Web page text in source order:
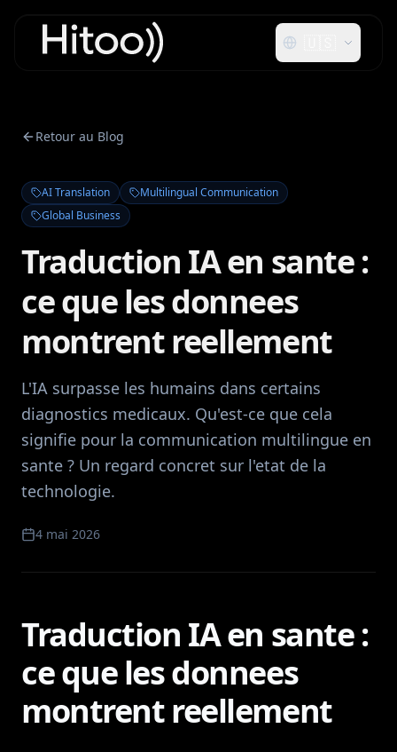
Retour au Blog
AI Translation
Multilingual Communication
Global Business
Traduction IA en sante :
ce que les donnees
montrent reellement
L'IA surpasse les humains dans certains
diagnostics medicaux. Qu'est-ce que cela
signifie pour la communication multilingue en
sante ? Un regard concret sur l'etat de la
technologie.
4 mai 2026
Traduction IA en sante :
ce que les donnees
montrent reellement